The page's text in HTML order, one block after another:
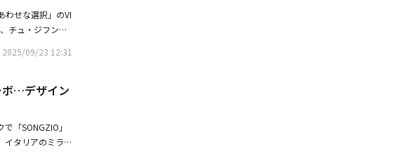
わせな選択」のVI
チュ・ジフン、
・ヒョンジン、チ
のチュ・ヨンフ
た会社員のユ・
用意した家を守
を描く。・【P
な選択」VIP試
2025/09/23 12:31
ボ…デザイン
「SONGZIO」
イタリアのミラノ